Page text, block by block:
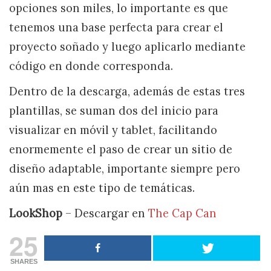
opciones son miles, lo importante es que
tenemos una base perfecta para crear el
proyecto soñado y luego aplicarlo mediante
código en donde corresponda.
Dentro de la descarga, además de estas tres
plantillas, se suman dos del inicio para
visualizar en móvil y tablet, facilitando
enormemente el paso de crear un sitio de
diseño adaptable, importante siempre pero
aún mas en este tipo de temáticas.
LookShop – Descargar en The Cap Can
25
SHARES